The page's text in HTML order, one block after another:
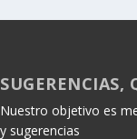
SUGERENCIAS,
Nuestro objetivo es
y sugerencias